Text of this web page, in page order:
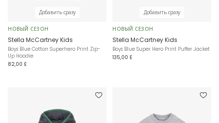
Добавить сразу
НОВЫЙ СЕЗОН
Stella McCartney Kids
Boys Blue Cotton Superhero Print Zip-
Up Hoodie
82,00 £
Добавить сразу
НОВЫЙ СЕЗОН
Stella McCartney Kids
Boys Blue Super Hero Print Puffer Jacket
135,00 £